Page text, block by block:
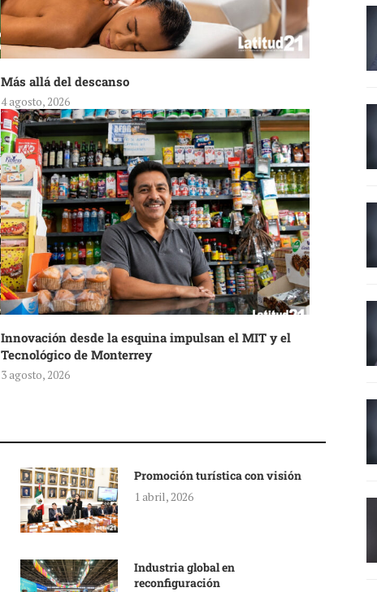
Más allá del descanso
4 agosto, 2026
Innovación desde la esquina impulsan el MIT y el
Tecnológico de Monterrey
3 agosto, 2026
Promoción turística con visión
1 abril, 2026
Industria global en
reconfiguración